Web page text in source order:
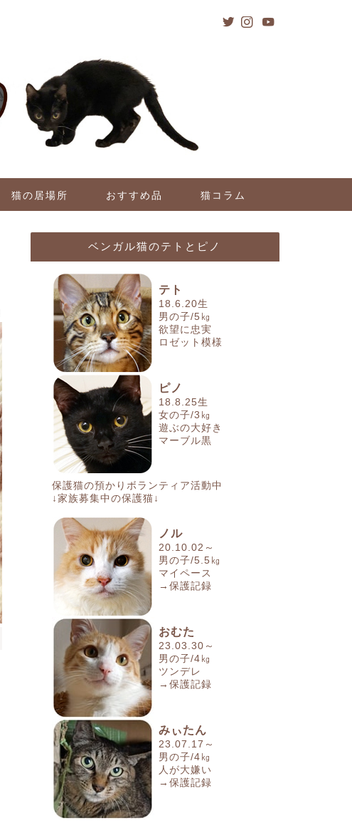
猫の居場所 おすすめ品 猫コラム
ベンガル猫のテトとピノ
テト
18.6.20生
男の子/5㎏
欲望に忠実
ロゼット模様
ピノ
18.8.25生
女の子/3㎏
遊ぶの大好き
マーブル黒
保護猫の預かりボランティア活動中
↓家族募集中の保護猫↓
ノル
20.10.02～
男の子/5.5㎏
マイペース
→保護記録
おむた
23.03.30～
男の子/4㎏
ツンデレ
→保護記録
みぃたん
23.07.17～
男の子/4㎏
人が大嫌い
→保護記録